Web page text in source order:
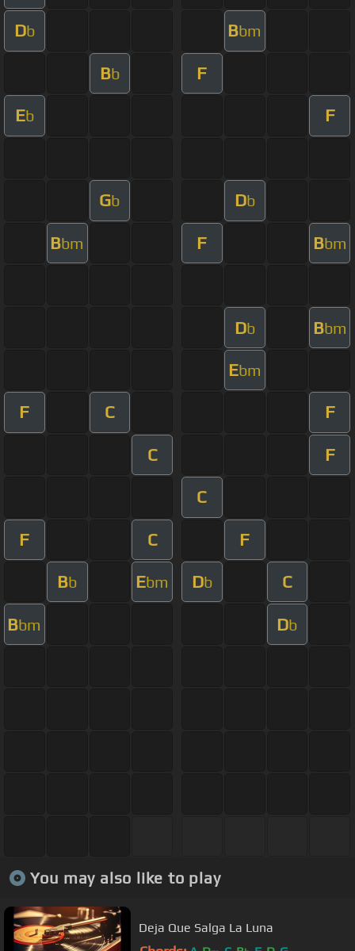
Db Bbm
Bb F
Eb F
Gb Db
Bbm F Bbm
Db Bbm
Ebm
F C F
C F
C
F C F
Bb Ebm Db C
Bbm Db
You may also like to play
Deja Que Salga La Luna